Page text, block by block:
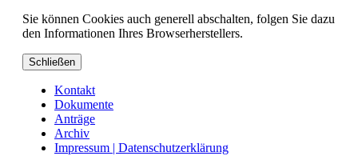
Sie können Cookies auch generell abschalten, folgen Sie dazu
den Informationen Ihres Browserherstellers.
Schließen
Kontakt
Dokumente
Anträge
Archiv
Impressum | Datenschutzerklärung